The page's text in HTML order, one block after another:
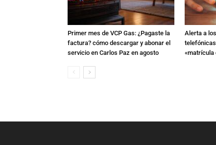
Primer mes de VCP Gas: ¿Pagaste la
factura? cómo descargar y abonar el
servicio en Carlos Paz en agosto
Alerta a
«matrícula